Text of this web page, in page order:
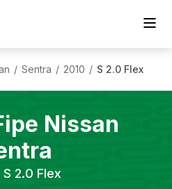
/ Sentra / 2010 / S 2.0 Flex
Nissan
S 2.0 Flex